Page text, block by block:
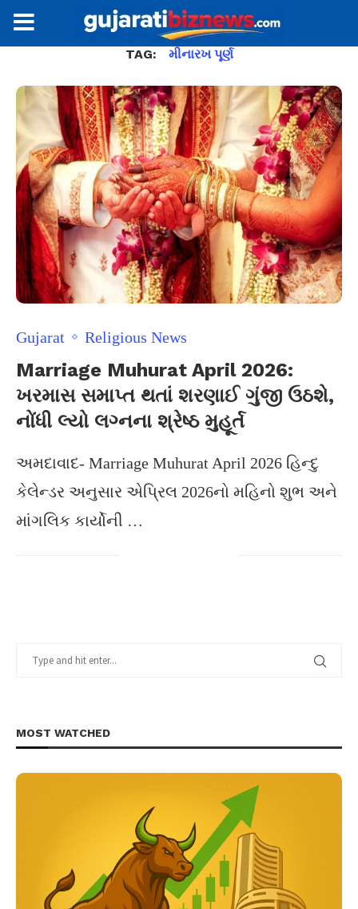
TAG: મીનારખ પૂર્ણ
Gujarat Religious News
Marriage Muhurat April 2026:
ખરમાસ સમાપ્ત થતાં શરણાઈ ગુંજી ઉઠશે,
નોંધી લ્યો લગ્નના શ્રેષ્ઠ મુહૂર્ત
અમદાવાદ- Marriage Muhurat April 2026 હિન્દુ
કેલેન્ડર અનુસાર એપ્રિલ 2026નો મહિનો શુભ અને
માંગલિક કાર્યોની …
MOST WATCHED